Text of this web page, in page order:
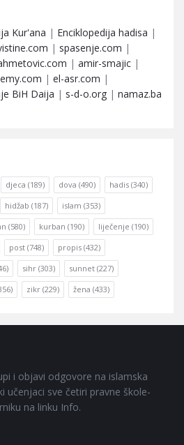
Kur'ana | Enciklopedija hadisa |
| spasenje.com |
| amir-smajic |
| el-asr.com |
BiH Daija | s-d-o.org | namaz.ba
djeca (189) dova (490) hadis (340)
hidžab (187) islam (353)
(580) kurban (190) liječenje (190)
post (748) propis (432)
sihr (303) sunnet (227)
zikr (229) žena (433)
i objavi odgovore na islamska
učenjaci sve četiri pravne škole-
na linku Info.